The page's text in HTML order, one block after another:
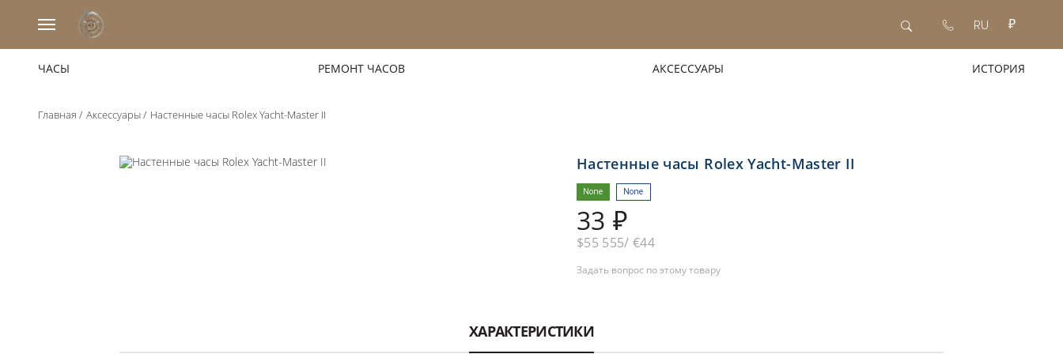
+7(963)
RU
RU
ЧАСЫ
РЕМОНТ ЧАСОВ
ЧАСЫ РЕМОНТ ЧАСОВ АКСЕССУАРЫ ИСТОРИЯ
Главная Аксессуары Настенные часы Rolex Yacht-Master II
Настенные часы Rolex Yacht-Master II
None None
33 ₽
$55 555 €44
Задать вопрос по этому товару
ХАРАКТЕРИСТИКИ